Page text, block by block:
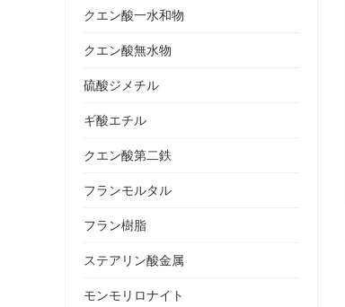
クエン酸一水和物
クエン酸無水物
硫酸ジメチル
ギ酸エチル
クエン酸第二鉄
フランモルタル
フラン樹脂
ステアリン酸金属
モンモリロナイト